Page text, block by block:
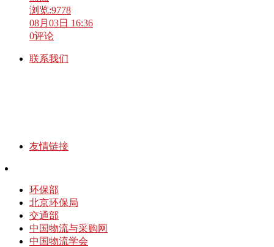
浏览:9778
08月03日 16:36
0评论
联系我们
友情链接
环保部
北京环保局
交通部
中国物流与采购网
中国物流学会